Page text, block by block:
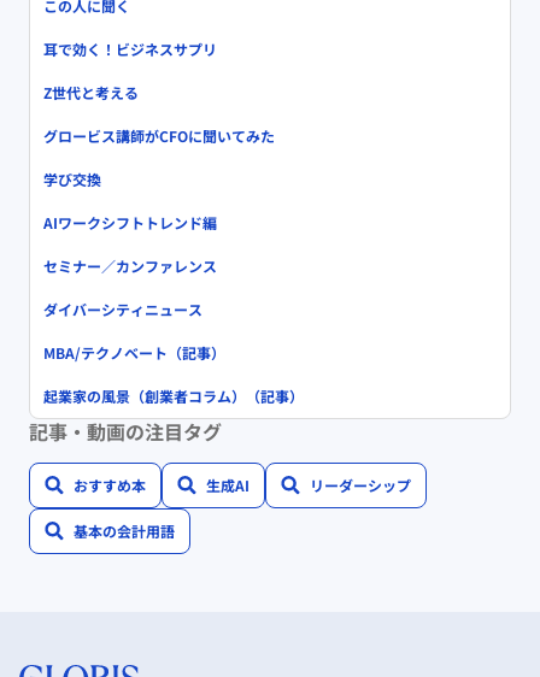
この人に聞く
耳で効く！ビジネスサプリ
Z世代と考える
グロービス講師がCFOに聞いてみた
学び交換
AIワークシフトトレンド編
セミナー／カンファレンス
ダイバーシティニュース
MBA/テクノベート（記事）
起業家の風景（創業者コラム）（記事）
記事・動画の注目タグ
おすすめ本 生成AI リーダーシップ
基本の会計用語